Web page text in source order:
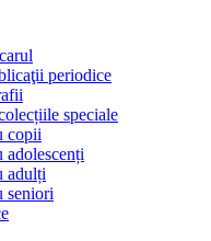
periodice
speciale
copii
adulți
seniori